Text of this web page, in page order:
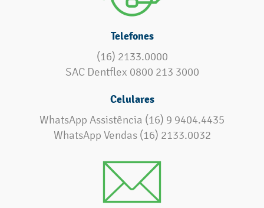
Telefones
(16) 2133.0000
SAC Dentflex 0800 213 3000
Celulares
WhatsApp Assistência (16) 9 9404.4435
WhatsApp Vendas (16) 2133.0032